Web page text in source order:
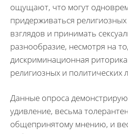
ощущают, что могут
придерживаться
взглядов и принимать
разнообразие, несмотря на
дискриминационная
религиозных и политических
Данные опроса
удивление, весьма
общепринятому мнению, и